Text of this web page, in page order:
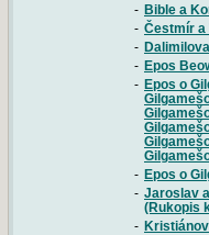
- Bible a
- Čestmír a
-
- Epos
- Epos o
- Epos o
- Jaroslav
(Rukopis
-